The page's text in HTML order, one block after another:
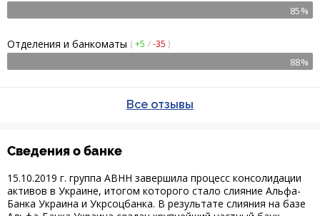
85%
Отделения и банкоматы (+5 /-35)
88%
Все отзывы
Сведения о банке
15.10.2019 г. группа ABHH завершила процесс консолидации
активов в Украине, итогом которого стало слияние Альфа-
Банка Украина и Укрсоцбанка. В результате слияния на базе